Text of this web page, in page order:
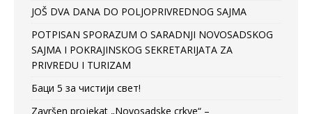
JOŠ DVA DANA DO POLJOPRIVREDNOG SAJMA
POTPISAN SPORAZUM O SARADNJI NOVOSADSKOG
SAJMA I POKRAJINSKOG SEKRETARIJATA ZA
PRIVREDU I TURIZAM
Баци 5 за чистији свет!
Završen projekat „Novosadske crkve“ –